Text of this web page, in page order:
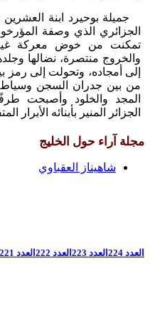
جميلة بوحيرد ابنة العشرين
الجزائري الذي وصفة
تمكنت من خوض معركة غير
والخروج منتصرة، نضالها
إلى أمجاده، وتحولت إلى رمز
من بين جدران السجن وسياط
المجد والخلود وأصبحت
الجزائر المنير بأبنائه الأبرار
مجلة آراء حول الخليج
شاهيناز العقباوي
العدد 224 العدد 223 العدد 222 العدد 221